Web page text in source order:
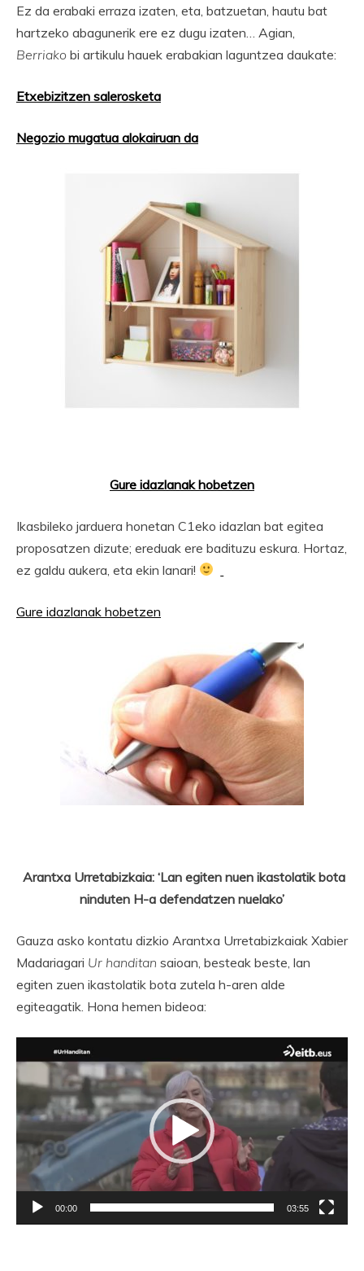
Ez da erabaki erraza izaten, eta, batzuetan, hautu bat
hartzeko abagunerik ere ez dugu izaten… Agian,
Berriako bi artikulu hauek erabakian laguntzea daukate:
Etxebizitzen salerosketa
Negozio mugatua alokairuan da
Gure idazlanak hobetzen
Ikasbileko jarduera honetan C1eko idazlan bat egitea
proposatzen dizute; ereduak ere badituzu eskura. Hortaz,
ez galdu aukera, eta ekin lanari!
Gure idazlanak hobetzen
Arantxa Urretabizkaia: ‘Lan egiten nuen ikastolatik bota
ninduten H-a defendatzen nuelako’
Gauza asko kontatu dizkio Arantxa Urretabizkaiak Xabier
Madariagari Ur handitan saioan, besteak beste, lan
egiten zuen ikastolatik bota zutela h-aren alde
egiteagatik. Hona hemen bideoa:
erreproduzigailua
00:00 03:55